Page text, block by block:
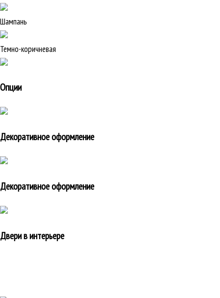
Шампань
Темно-коричневая
Опции
Декоративное оформление
Декоративное оформление
Двери в интерьере